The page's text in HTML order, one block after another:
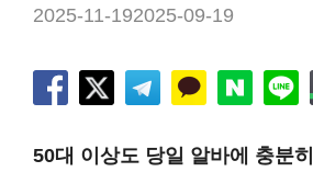
2025-11-192025-09-19
50대 이상도 당일 알바에 충분